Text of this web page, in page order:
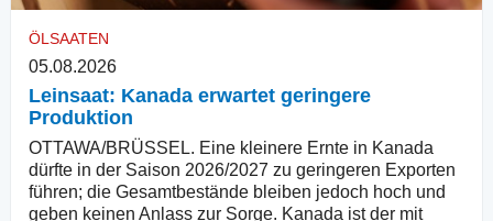
ÖLSAATEN
05.08.2026
Leinsaat: Kanada erwartet geringere
Produktion
OTTAWA/BRÜSSEL. Eine kleinere Ernte in Kanada
dürfte in der Saison 2026/2027 zu geringeren Exporten
führen; die Gesamtbestände bleiben jedoch hoch und
geben keinen Anlass zur Sorge. Kanada ist der mit